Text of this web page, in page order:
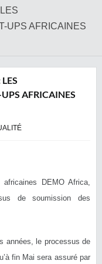
UPS AFRICAINES
AFRICAINES
DEMO Africa,
de soumission des
années, le processus de
fin Mai sera assuré par